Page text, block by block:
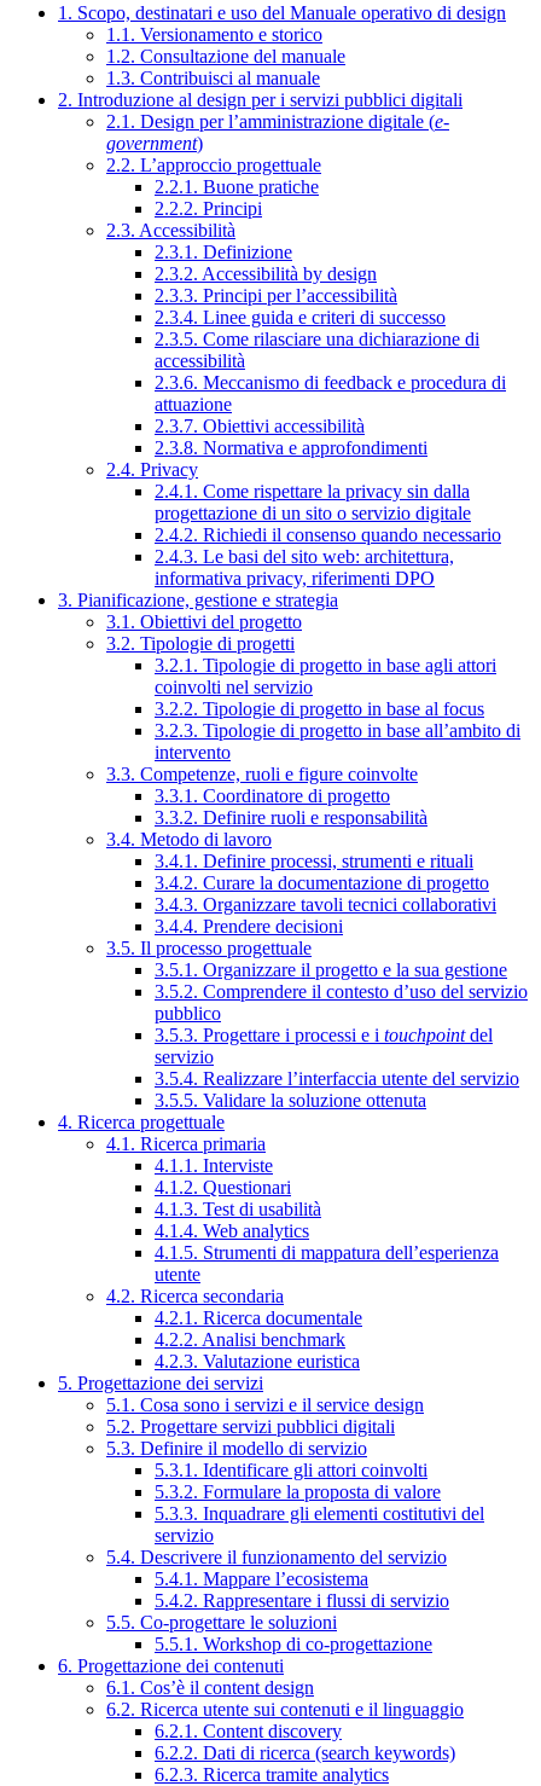
1. Scopo, destinatari e uso del Manuale operativo di design
1.1. Versionamento e storico
1.2. Consultazione del manuale
1.3. Contribuisci al manuale
2. Introduzione al design per i servizi pubblici digitali
2.1. Design per l’amministrazione digitale (e-
government)
2.2. L’approccio progettuale
2.2.1. Buone pratiche
2.2.2. Principi
2.3. Accessibilità
2.3.1. Definizione
2.3.2. Accessibilità by design
2.3.3. Principi per l’accessibilità
2.3.4. Linee guida e criteri di successo
2.3.5. Come rilasciare una dichiarazione di
accessibilità
2.3.6. Meccanismo di feedback e procedura di
attuazione
2.3.7. Obiettivi accessibilità
2.3.8. Normativa e approfondimenti
2.4. Privacy
2.4.1. Come rispettare la privacy sin dalla
progettazione di un sito o servizio digitale
2.4.2. Richiedi il consenso quando necessario
2.4.3. Le basi del sito web: architettura,
informativa privacy, riferimenti DPO
3. Pianificazione, gestione e strategia
3.1. Obiettivi del progetto
3.2. Tipologie di progetti
3.2.1. Tipologie di progetto in base agli attori
coinvolti nel servizio
3.2.2. Tipologie di progetto in base al focus
3.2.3. Tipologie di progetto in base all’ambito di
intervento
3.3. Competenze, ruoli e figure coinvolte
3.3.1. Coordinatore di progetto
3.3.2. Definire ruoli e responsabilità
3.4. Metodo di lavoro
3.4.1. Definire processi, strumenti e rituali
3.4.2. Curare la documentazione di progetto
3.4.3. Organizzare tavoli tecnici collaborativi
3.4.4. Prendere decisioni
3.5. Il processo progettuale
3.5.1. Organizzare il progetto e la sua gestione
3.5.2. Comprendere il contesto d’uso del servizio
pubblico
3.5.3. Progettare i processi e i touchpointdel
servizio
3.5.4. Realizzare l’interfaccia utente del servizio
3.5.5. Validare la soluzione ottenuta
4. Ricerca progettuale
4.1. Ricerca primaria
4.1.1. Interviste
4.1.2. Questionari
4.1.3. Test di usabilità
4.1.4. Web analytics
4.1.5. Strumenti di mappatura dell’esperienza
utente
4.2. Ricerca secondaria
4.2.1. Ricerca documentale
4.2.2. Analisi benchmark
4.2.3. Valutazione euristica
5. Progettazione dei servizi
5.1. Cosa sono i servizi e il service design
5.2. Progettare servizi pubblici digitali
5.3. Definire il modello di servizio
5.3.1. Identificare gli attori coinvolti
5.3.2. Formulare la proposta di valore
5.3.3. Inquadrare gli elementi costitutivi del
servizio
5.4. Descrivere il funzionamento del servizio
5.4.1. Mappare l’ecosistema
5.4.2. Rappresentare i flussi di servizio
5.5. Co-progettare le soluzioni
5.5.1. Workshop di co-progettazione
6. Progettazione dei contenuti
6.1. Cos’è il content design
6.2. Ricerca utente sui contenuti e il linguaggio
6.2.1. Content discovery
6.2.2. Dati di ricerca (search keywords)
6.2.3. Ricerca tramite analytics